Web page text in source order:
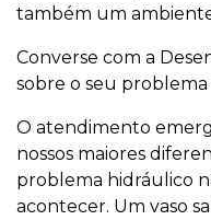
também um
Converse com a
sobre o seu
O atendimento
nossos maiores
problema hidráulico
acontecer. Um vaso